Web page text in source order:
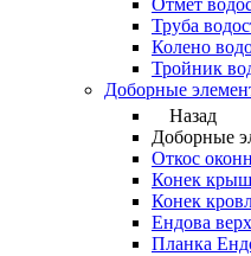
Отмет
Труба
Колено
Тройник
Доборные
Назад
Доборные
Откос
Конек
Конек
Ендова
Планка